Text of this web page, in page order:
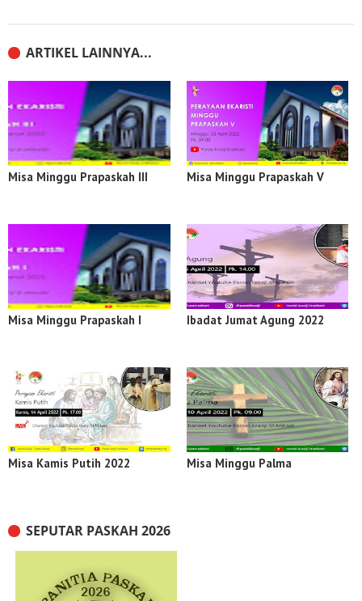
ARTIKEL LAINNYA...
Misa Minggu Prapaskah III Misa Minggu Prapaskah V
Misa Minggu Prapaskah I Ibadat Jumat Agung 2022
Misa Kamis Putih 2022 Misa Minggu Palma
SEPUTAR PASKAH 2026